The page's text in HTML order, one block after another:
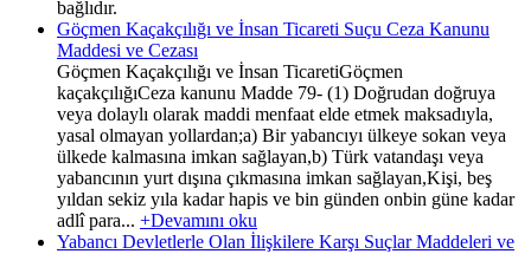
bağlıdır.
Göçmen Kaçakçılığı ve İnsan Ticareti Suçu Ceza Kanunu
Maddesi ve Cezası
Göçmen Kaçakçılığı ve İnsan TicaretiGöçmen
kaçakçılığıCeza kanunu Madde 79- (1) Doğrudan doğruya
veya dolaylı olarak maddi menfaat elde etmek maksadıyla,
yasal olmayan yollardan;a) Bir yabancıyı ülkeye sokan veya
ülkede kalmasına imkan sağlayan,b) Türk vatandaşı veya
yabancının yurt dışına çıkmasına imkan sağlayan,Kişi, beş
yıldan sekiz yıla kadar hapis ve bin günden onbin güne kadar
adlî para... +Devamını oku
Yabancı Devletlerle Olan İlişkilere Karşı Suçlar Maddeleri ve